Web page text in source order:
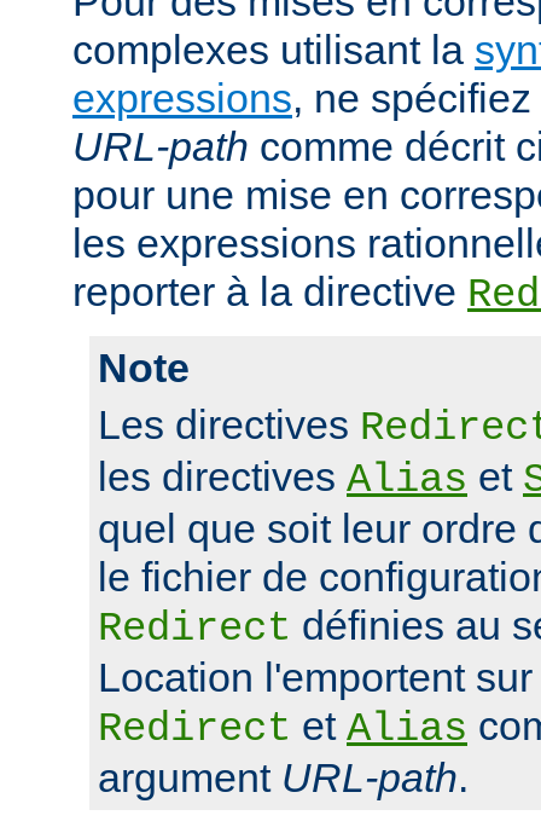
complexes utilisant la
expressions, ne
URL-path comme décrit
pour une mise en
les expressions
reporter à la directive
Note
Les directives
les directives Alias et
quel que soit leur ordre
le fichier de
Redirect définies au
Location l'emportent
Redirect et Alias
argument URL-path.